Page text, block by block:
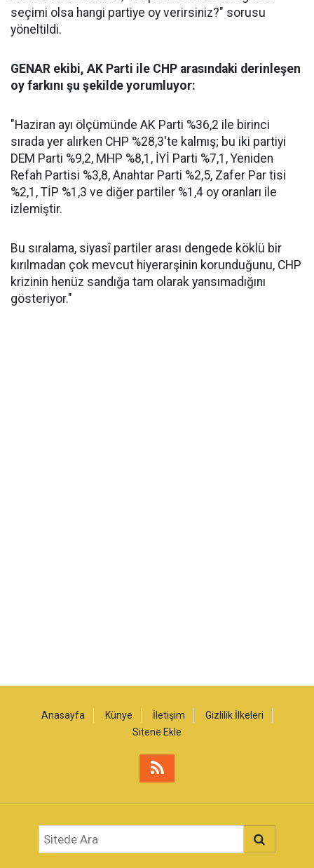
seçimi olsa hangi partiye oy verirsiniz?" sorusu
yöneltildi.
GENAR ekibi, AK Parti ile CHP arasındaki derinleşen
oy farkını şu şekilde yorumluyor:
"Haziran ayı ölçümünde AK Parti %36,2 ile birinci
sırada yer alırken CHP %28,3'te kalmış; bu iki partiyi
DEM Parti %9,2, MHP %8,1, İYİ Parti %7,1, Yeniden
Refah Partisi %3,8, Anahtar Parti %2,5, Zafer Par tisi
%2,1, TİP %1,3 ve diğer partiler %1,4 oy oranları ile
izlemiştir.
Bu sıralama, siyasî partiler arası dengede köklü bir
kırılmadan çok mevcut hiyerarşinin korunduğunu, CHP
krizinin henüz sandığa tam olarak yansımadığını
gösteriyor."
Anasayfa Künye İletişim
Gizlilik İlkeleri
Sitene Ekle